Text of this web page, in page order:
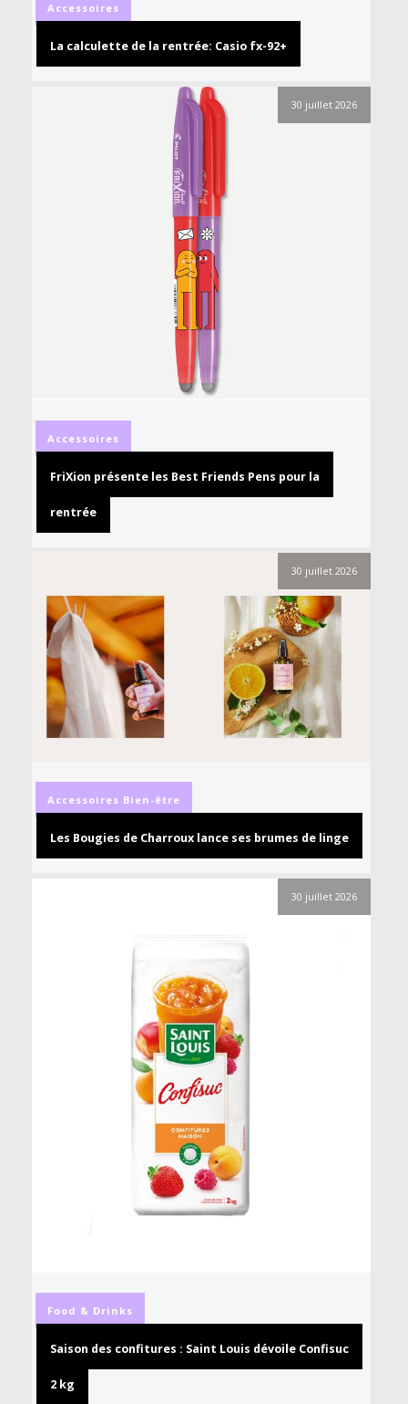
Accessoires
La calculette de la rentrée: Casio fx-92+
30 juillet 2026
Accessoires
FriXion présente les Best Friends Pens pour la
rentrée
30 juillet 2026
Accessoires Bien-être
Les Bougies de Charroux lance ses brumes de linge
30 juillet 2026
Food & Drinks
Saison des confitures : Saint Louis dévoile Confisuc
2 kg